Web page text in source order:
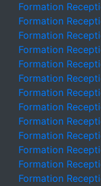
Formation
Formation
Formation
Formation
Formation
Formation
Formation
Formation
Formation
Formation
Formation
Formation
Formation